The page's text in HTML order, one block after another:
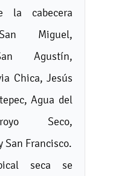
la cabecera
Miguel,
Agustín,
Chica, Jesús
Agua del
Seco,
San Francisco.
seca se